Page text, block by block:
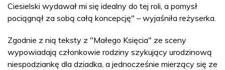
Ciesielski wydawał mi się idealny do tej roli, a pomysł
pociągnął za sobą całą koncepcję" – wyjaśniła reżyserka.
Zgodnie z nią teksty z "Małego Księcia" ze sceny
wypowiadają członkowie rodziny szykujący urodzinową
niespodziankę dla dziadka, a jednocześnie mierzący się ze